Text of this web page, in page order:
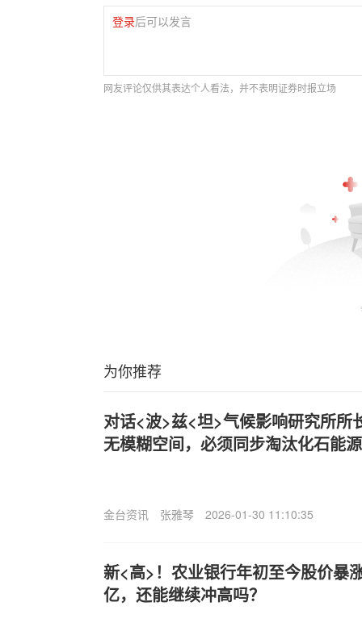
登录后可以发言
网友评论仅供其表达个人看法，并不表明证券时报立场
为你推荐
对话<波>兹<坦>气候影响研究所所
无模糊空间，必须同步淘汰化石能
金台资讯 张雅琴 2026-01-30 11:10:35
新<高>！农业银行年初至今股价暴
亿，还能继续冲高吗？